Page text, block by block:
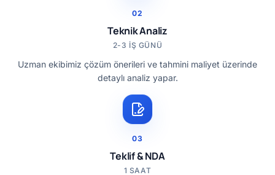
02
Teknik Analiz
2-3 IŞ GÜNÜ
Uzman ekibimiz çözüm önerileri ve tahmini maliyet üzerinde
detaylı analiz yapar.
03
Teklif & NDA
1 SAAT